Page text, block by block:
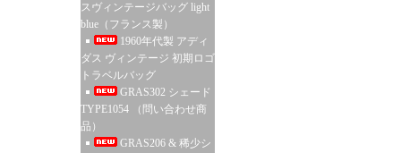
スヴィンテージバッグ light
blue（フランス製）
1960年代製 アディ
ダス ヴィンテージ 初期ロゴ
トラベルバッグ
GRAS302 シェード
TYPE1054 （問い合わせ商
品）
GRAS206 & 稀少シ